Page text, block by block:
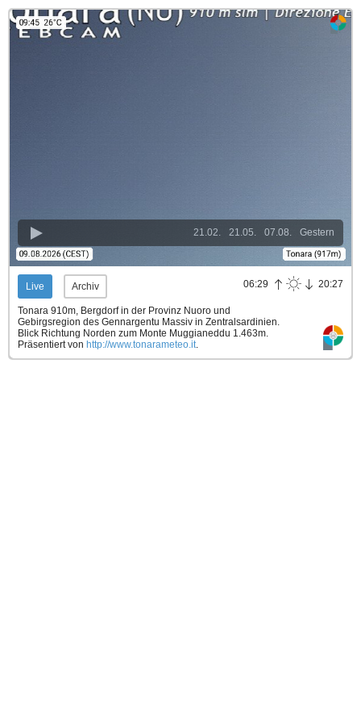
Gestern
07.08.
21.05.
21.02.
Live Archiv 06:29 20:27
Tonara 910m, Bergdorf in der Provinz Nuoro und
Gebirgsregion des Gennargentu Massiv in Zentralsardinien.
Blick Richtung Norden zum Monte Muggianeddu 1.463m.
Präsentiert von http://www.tonarameteo.it.